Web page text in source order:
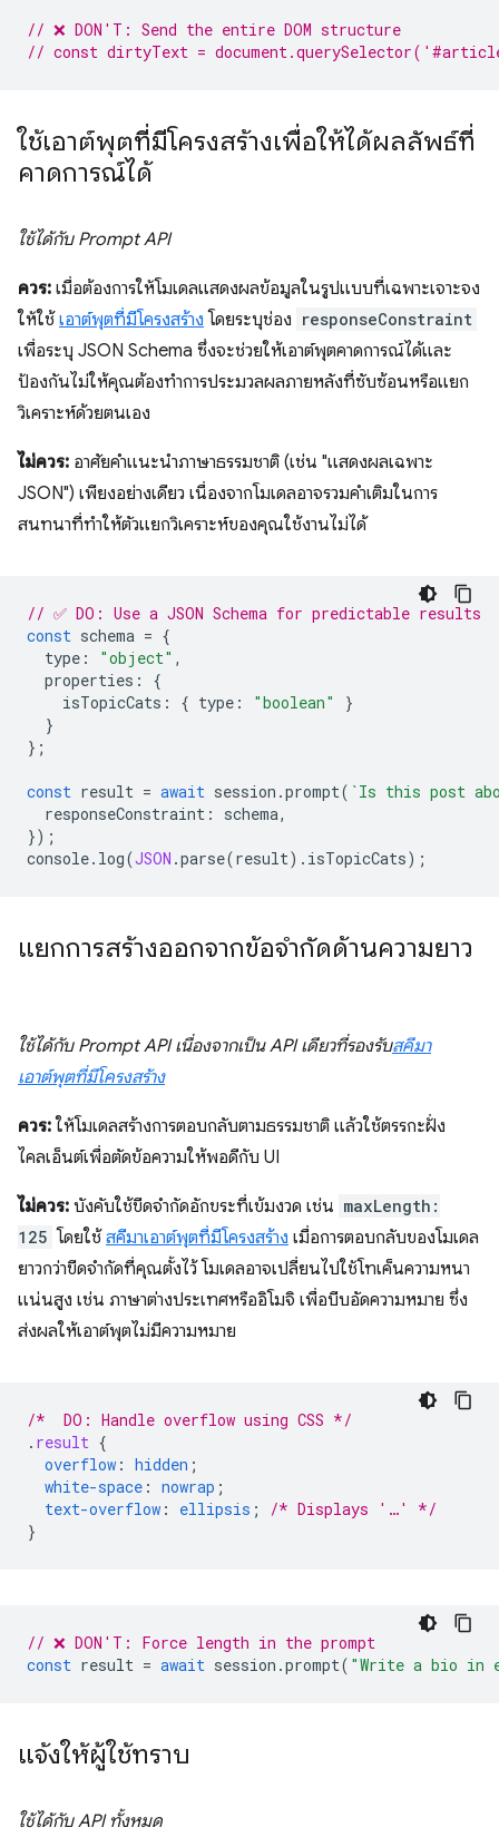
// ❌ DON'T: Send the entire DOM structure
// const dirtyText =
ใช้เอาต์พุตที่มีโครงสร้างเพื่อให้ได้ผลลัพธ์ที่
คาดการณ์ได้
ใช้ได้กับ Prompt API
ควร: เมื่อต้องการให้โมเดลแสดงผลข้อมูลในรูปแบบที่เฉพาะเจาะจง
ให้ใช้ เอาต์พุตที่มีโครงสร้าง โดยระบุช่อง responseConstraint
เพื่อระบุ JSON Schema ซึ่งจะช่วยให้เอาต์พุตคาดการณ์ได้และ
ป้องกันไม่ให้คุณต้องทำการประมวลผลภายหลังที่ซับซ้อนหรือแยก
วิเคราะห์ด้วยตนเอง
ไม่ควร: อาศัยคำแนะนำภาษาธรรมชาติ (เช่น "แสดงผลเฉพาะ
JSON") เพียงอย่างเดียว เนื่องจากโมเดลอาจรวมคำเติมในการ
สนทนาที่ทำให้ตัวแยกวิเคราะห์ของคุณใช้งานไม่ได้
// ✅ DO: Use a JSON Schema for predictable results
const schema = {
type : "object" ,
properties :
{
isTopicCats : { type : "boolean"
}
}
};
const result = await session .prompt( `Is this post
responseConstraint : schema,
});
console. log(JSON .parse(result). isTopicCats);
แยกการสร้างออกจากข้อจำกัดด้านความยาว
ใช้ได้กับ Prompt API เนื่องจากเป็น API เดียวที่รองรับสคีมา
เอาต์พุตที่มีโครงสร้าง
ควร: ให้โมเดลสร้างการตอบกลับตามธรรมชาติ แล้วใช้ตรรกะฝั่ง
ไคลเอ็นต์เพื่อตัดข้อความให้พอดีกับ UI
ไม่ควร: บังคับใช้ขีดจำกัดอักขระที่เข้มงวด เช่น maxLength:
125 โดยใช้ สคีมาเอาต์พุตที่มีโครงสร้าง เมื่อการตอบกลับของโมเดล
ยาวกว่าขีดจำกัดที่คุณตั้งไว้ โมเดลอาจเปลี่ยนไปใช้โทเค็นความหนา
แน่นสูง เช่น ภาษาต่างประเทศหรืออิโมจิ เพื่อบีบอัดความหมาย ซึ่ง
ส่งผลให้เอาต์พุตไม่มีความหมาย
/*  DO: Handle overflow using CSS */
. result {
overflow : hidden ;
white-space : nowrap ;
text-overflow : ellipsis ;
/* Displays '…' */
}
// ❌ DON'T: Force length in the prompt
const result = await session .prompt( "Write a bio in
แจ้งให้ผู้ใช้ทราบ
ใช้ได้กับ API ทั้งหมด